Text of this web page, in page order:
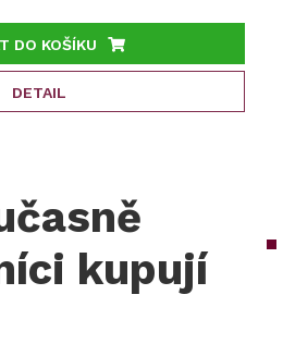
DO KOŠÍKU
DETAIL
kupují